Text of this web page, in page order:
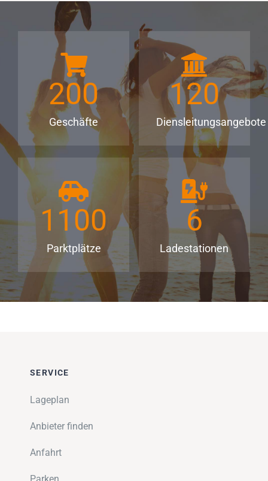
200
Geschäfte
120
Diensleitungsangebote
1100
Parktplätze
6
Ladestationen
SERVICE
Lageplan
Anbieter finden
Anfahrt